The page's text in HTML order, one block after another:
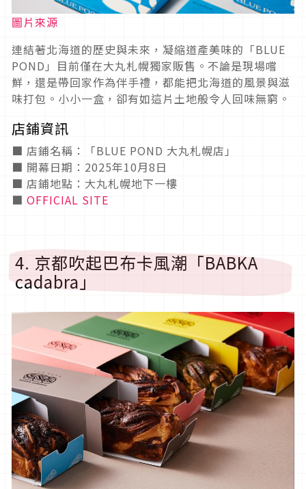
圖片來源
連結著北海道的歷史與未來，凝縮道產美味的「BLUE
POND」目前僅在大丸札幌獨家販售。不論是現場嚐
鮮，還是帶回家作為伴手禮，都能把北海道的風景與滋
味打包。小小一盒，卻有如這片土地般令人回味無窮。
店鋪資訊
■ 店鋪名稱：「BLUE POND 大丸札幌店」
■ 開幕日期：2025年10月8日
■ 店鋪地點：大丸札幌地下一樓
■ OFFICIAL SITE
4. 京都吹起巴布卡風潮「BABKA
cadabra」